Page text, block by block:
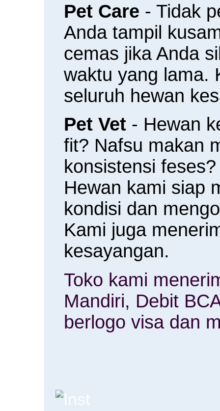
Pet Care - Tidak
Anda tampil
cemas jika Anda
waktu yang lama.
seluruh hewan
Pet Vet - Hewan
fit? Nafsu makan
konsistensi
Hewan kami siap
kondisi dan
Kami juga
kesayangan.
Toko kami
Mandiri, Debit
berlogo visa dan